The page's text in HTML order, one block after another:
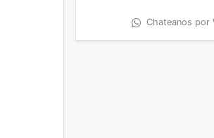
Chateanos por